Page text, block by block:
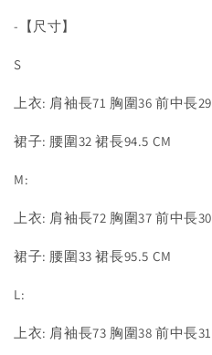
-【尺寸】
S
上衣: 肩袖長71 胸圍36 前中長29
裙子: 腰圍32 裙長94.5 CM
M:
上衣: 肩袖長72 胸圍37 前中長30
裙子: 腰圍33 裙長95.5 CM
L:
上衣: 肩袖長73 胸圍38 前中長31